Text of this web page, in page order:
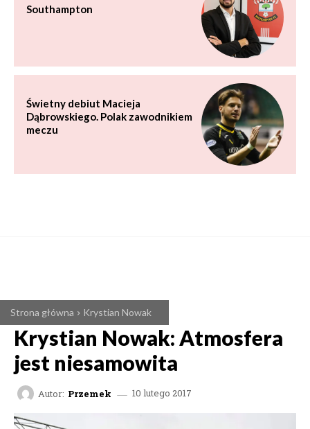
Southampton
Świetny debiut Macieja
Dąbrowskiego. Polak zawodnikiem
meczu